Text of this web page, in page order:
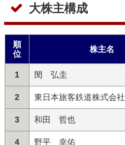
大株主構成
順
位
株主名
1 閔 弘圭
2 東日本旅客鉄道株式会社
3 和田 哲也
4 野平 幸佑